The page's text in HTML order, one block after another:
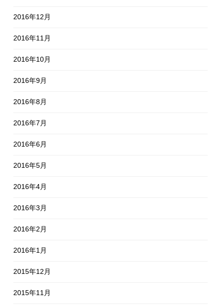
2016年12月
2016年11月
2016年10月
2016年9月
2016年8月
2016年7月
2016年6月
2016年5月
2016年4月
2016年3月
2016年2月
2016年1月
2015年12月
2015年11月